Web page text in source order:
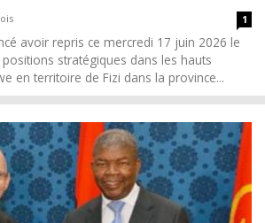
1
avoir repris ce mercredi 17 juin 2026 le
stratégiques dans les hauts
en territoire de Fizi dans la province...